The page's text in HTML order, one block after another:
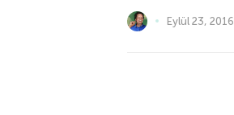
Eylül 23, 2016